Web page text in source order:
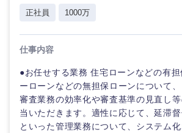
正社員
1000万
仕事内容
●お任せする業務 住宅ローンなどの有
ーローンなどの無担保ローンについて
審査業務の効率化や審査基準の見直し
当いただきます。適性に応じて、延滞
といった管理業務について、システム